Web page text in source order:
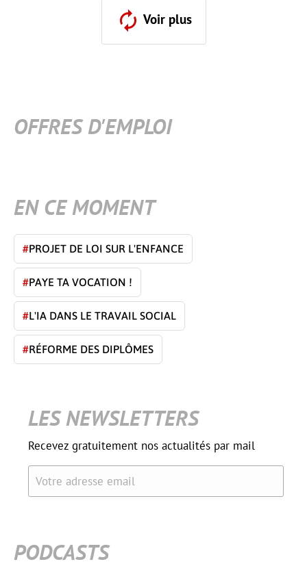
Voir plus
OFFRES D'EMPLOI
EN CE MOMENT
#PROJET DE LOI SUR L'ENFANCE
#PAYE TA VOCATION !
#L'IA DANS LE TRAVAIL SOCIAL
#RÉFORME DES DIPLÔMES
LES NEWSLETTERS
Recevez gratuitement nos actualités par mail
Votre adresse email
PODCASTS